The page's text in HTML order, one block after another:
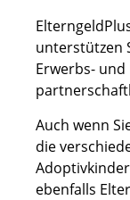
unterstützen
Erwerbs-
Auch wenn
die
ebenfalls